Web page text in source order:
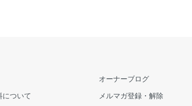
ついて
オーナーブログ
メルマガ登録・解除